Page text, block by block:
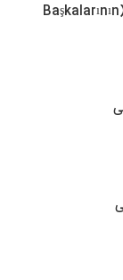
تیزر «زندگی دیگران» (Başkalarının